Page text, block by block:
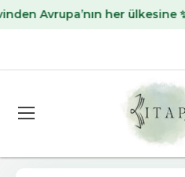
Avrupa’nın her ülkesine ✨